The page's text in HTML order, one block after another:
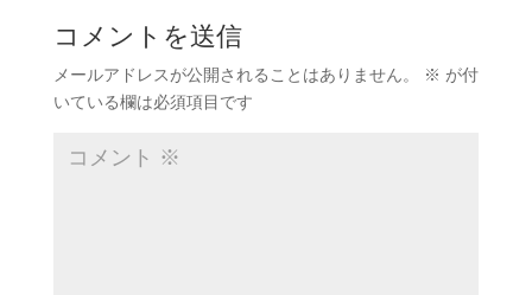
コメントを送信
メールアドレスが公開されることはありません。 ※ が付
いている欄は必須項目です